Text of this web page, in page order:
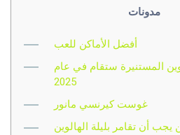
مدونات
أفضل الأماكن للعب
المستنيرة ستقام في عام
2025
غوست كيرنسي مانور
يجب أن تقامر بليلة الهالوين